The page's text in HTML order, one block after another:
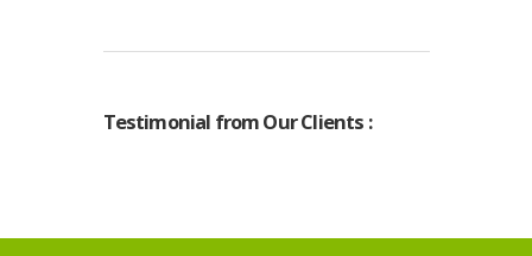
Testimonial from Our Clients :